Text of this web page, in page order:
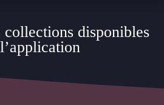
disponibles